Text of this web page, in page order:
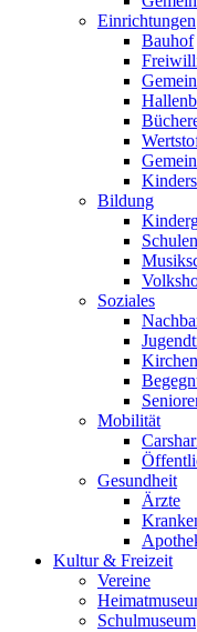
Einrichtungen
Bauhof
Bildung
Schulen
Soziales
Mobilität
Gesundheit
Ärzte
Kultur & Freizeit
Vereine
Schulmuseum